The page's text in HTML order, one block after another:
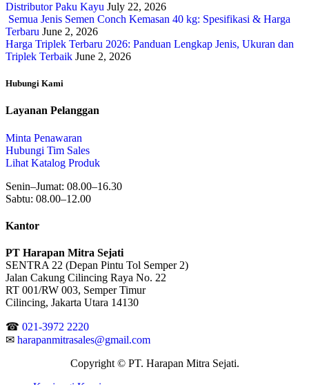
Distributor Paku Kayu July 22, 2026
Semua Jenis Semen Conch Kemasan 40 kg: Spesifikasi & Harga
Terbaru June 2, 2026
Harga Triplek Terbaru 2026: Panduan Lengkap Jenis, Ukuran dan
Triplek Terbaik June 2, 2026
Hubungi Kami
Layanan Pelanggan
Minta Penawaran
Hubungi Tim Sales
Lihat Katalog Produk
Senin–Jumat: 08.00–16.30
Sabtu: 08.00–12.00
Kantor
PT Harapan Mitra Sejati
SENTRA 22 (Depan Pintu Tol Semper 2)
Jalan Cakung Cilincing Raya No. 22
RT 001/RW 003, Semper Timur
Cilincing, Jakarta Utara 14130
☎ 021-3972 2220
✉ harapanmitrasales@gmail.com
Copyright © PT. Harapan Mitra Sejati.